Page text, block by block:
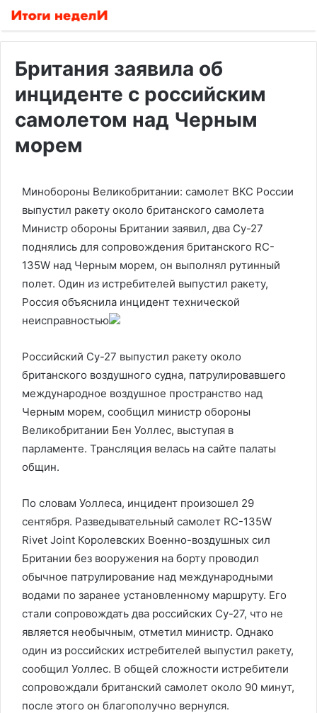
Британия заявила об
инциденте с российским
самолетом над Черным
морем
Минобороны Великобритании: самолет ВКС России
выпустил ракету около британского самолета
Министр обороны Британии заявил, два Су-27
поднялись для сопровождения британского RC-
135W над Черным морем, он выполнял рутинный
полет. Один из истребителей выпустил ракету,
Россия объяснила инцидент технической
неисправностью
Российский Су-27 выпустил ракету около
британского воздушного судна, патрулировавшего
международное воздушное пространство над
Черным морем, сообщил министр обороны
Великобритании Бен Уоллес, выступая в
парламенте. Трансляция велась на сайте палаты
общин.
По словам Уоллеса, инцидент произошел 29
сентября. Разведывательный самолет RC-135W
Rivet Joint Королевских Военно-воздушных сил
Британии без вооружения на борту проводил
обычное патрулирование над международными
водами по заранее установленному маршруту. Его
стали сопровождать два российских Су-27, что не
является необычным, отметил министр. Однако
один из российских истребителей выпустил ракету,
сообщил Уоллес. В общей сложности истребители
сопровождали британский самолет около 90 минут,
после этого он благополучно вернулся.